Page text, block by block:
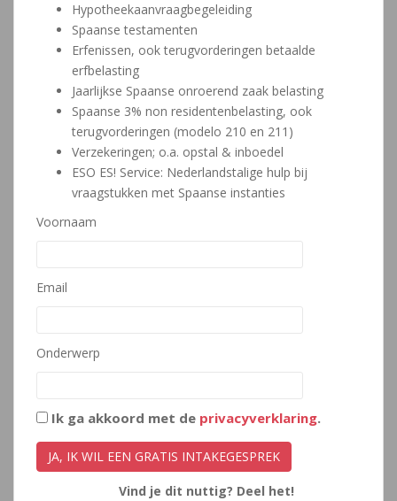
Hypotheekaanvraagbegeleiding
Spaanse testamenten
Erfenissen, ook terugvorderingen betaalde
erfbelasting
Jaarlijkse Spaanse onroerend zaak belasting
Spaanse 3% non residentenbelasting, ook
terugvorderingen (modelo 210 en 211)
Verzekeringen; o.a. opstal & inboedel
ESO ES! Service: Nederlandstalige hulp bij
vraagstukken met Spaanse instanties
Voornaam
Email
Onderwerp
Ik ga akkoord met de privacyverklaring.
Vind je dit nuttig? Deel het!